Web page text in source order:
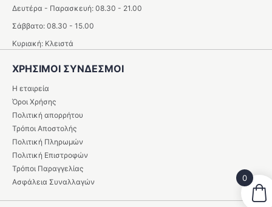
Δευτέρα - Παρασκευή: 08.30 - 21.00
Σάββατο: 08.30 - 15.00
Κυριακή: Κλειστά
ΧΡΗΣΙΜΟΙ ΣΥΝΔΕΣΜΟΙ
Η εταιρεία
Όροι Χρήσης
Πολιτική απορρήτου
Τρόποι Αποστολής
Πολιτική Πληρωμών
Πολιτική Επιστροφών
Τρόποι Παραγγελίας
Ασφάλεια Συναλλαγών
0